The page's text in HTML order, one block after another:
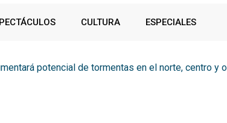
CULTURA ESPECIALES
potencial de tormentas en el norte, centro y